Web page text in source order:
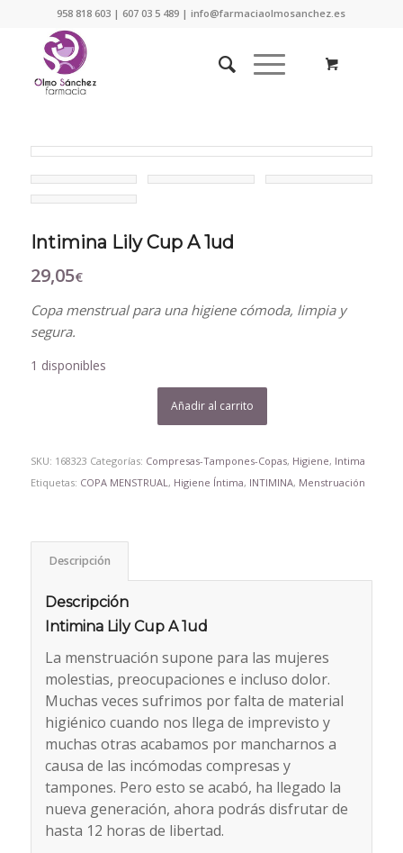
958 818 603 | 607 03 5 489 | info@farmaciaolmosanchez.es
Intimina Lily Cup A 1ud
29,05€
Copa menstrual para una higiene cómoda, limpia y
segura.
1 disponibles
Añadir al carrito
SKU: 168323 Categorías: Compresas-Tampones-Copas, Higiene, Intima
Etiquetas: COPA MENSTRUAL , Higiene Íntima, INTIMINA, Menstruación
Descripción
Descripción
Intimina Lily Cup A 1ud
La menstruación supone para las mujeres
molestias, preocupaciones e incluso dolor.
Muchas veces sufrimos por falta de material
higiénico cuando nos llega de imprevisto y
muchas otras acabamos por mancharnos a
causa de las incómodas compresas y
tampones. Pero esto se acabó, ha llegado la
nueva generación, ahora podrás disfrutar de
hasta 12 horas de libertad.